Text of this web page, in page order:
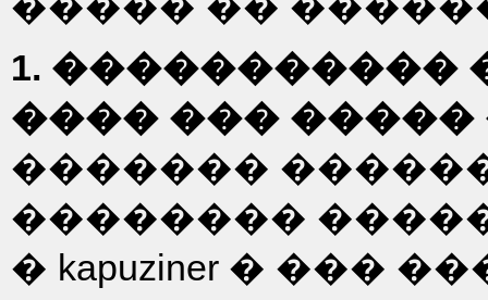
1. �����������
���� ��� �����
�������
�������� �����.
� kapuziner � ���